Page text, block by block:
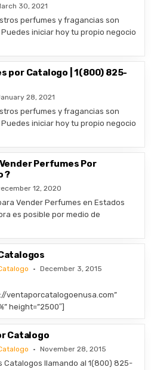
30, 2021
perfumes y fragancias son
iniciar hoy tu propio negocio
por Catalogo | 1(800) 825-
28, 2021
perfumes y fragancias son
iniciar hoy tu propio negocio
Perfumes Por
?
12, 2020
Vender Perfumes en Estados
es posible por medio de
December 3, 2015
ventaporcatalogoenusa.com”
height=”2500″]
Catalogo
November 28, 2015
Catalogos llamando al 1(800) 825-